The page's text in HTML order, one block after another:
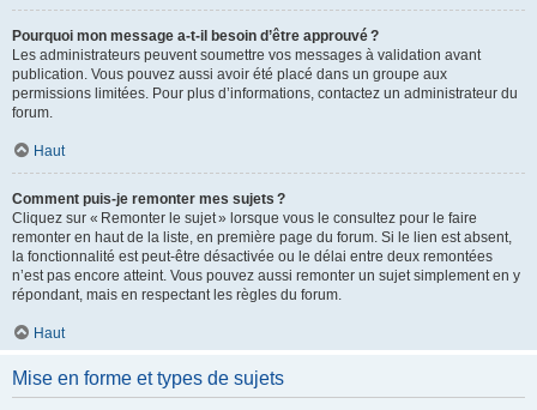
Pourquoi mon message a-t-il besoin d’être approuvé ?
Les administrateurs peuvent soumettre vos messages à validation avant
publication. Vous pouvez aussi avoir été placé dans un groupe aux
permissions limitées. Pour plus d’informations, contactez un administrateur du
forum.
Haut
Comment puis-je remonter mes sujets ?
Cliquez sur « Remonter le sujet » lorsque vous le consultez pour le faire
remonter en haut de la liste, en première page du forum. Si le lien est absent,
la fonctionnalité est peut-être désactivée ou le délai entre deux remontées
n’est pas encore atteint. Vous pouvez aussi remonter un sujet simplement en y
répondant, mais en respectant les règles du forum.
Haut
Mise en forme et types de sujets